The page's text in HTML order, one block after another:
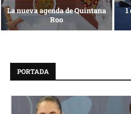
Reconocimiento de viajeros
PORTADA